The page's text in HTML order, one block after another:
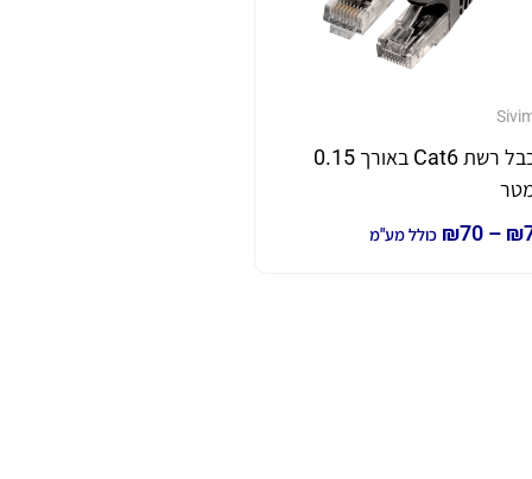
כבל רשת Cat6 באורך 0.15
₪
–
₪70 כולל מע"מ